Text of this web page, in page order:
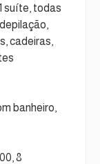
suíte, todas
cadeiras,
banheiro,
8